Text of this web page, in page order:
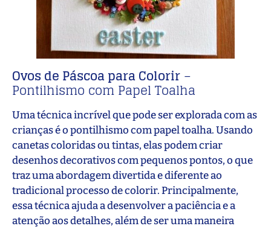
Ovos de Páscoa para Colorir–
Pontilhismo com Papel Toalha
Uma técnica incrível que pode ser explorada com as
crianças é o pontilhismo com papel toalha. Usando
canetas coloridas ou tintas, elas podem criar
desenhos decorativos com pequenos pontos, o que
traz uma abordagem divertida e diferente ao
tradicional processo de colorir. Principalmente,
essa técnica ajuda a desenvolver a paciência e a
atenção aos detalhes, além de ser uma maneira